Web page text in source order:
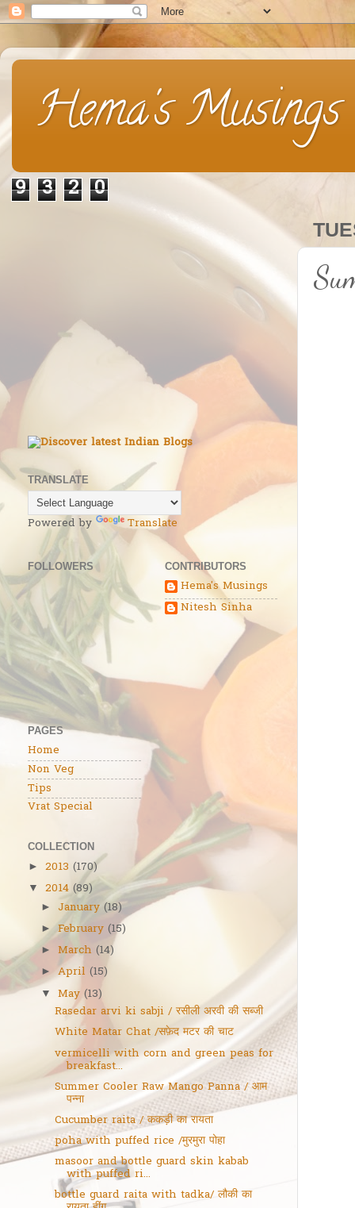
Hema's Musings
9 3 2 0
TRANSLATE
Powered by Translate
FOLLOWERS
PAGES
Home
Non Veg
Tips
Vrat Special
CONTRIBUTORS
Hema's Musings
Nitesh Sinha
COLLECTION
► 2013 (170)
▼ 2014 (89)
►January (18)
►February (15)
►March (14)
►April (15)
▼ May (13)
Rasedar arvi ki sabji / रसीली अरवी की सब्जी
White Matar Chat /सफ़ेद मटर की चाट
vermicelli with corn and green peas for
breakfast...
Summer Cooler Raw Mango Panna / आम
पन्ना
Cucumber raita / ककड़ी का रायता
poha with puffed rice /मुरमुरा पोहा
masoor and bottle guard skin kabab
with puffed ri...
bottle guard raita with tadka/ लौकी का